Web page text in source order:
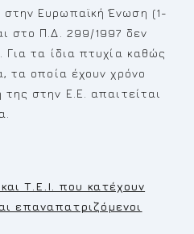
στην Ευρωπαϊκή Ένωση (1-
στο Π.Δ. 299/1997 δεν
Για τα ίδια πτυχία καθώς
τα οποία έχουν χρόνο
στην Ε.Ε. απαιτείται
Τ.Ε.Ι. που κατέχουν
επαναπατριζόμενοι